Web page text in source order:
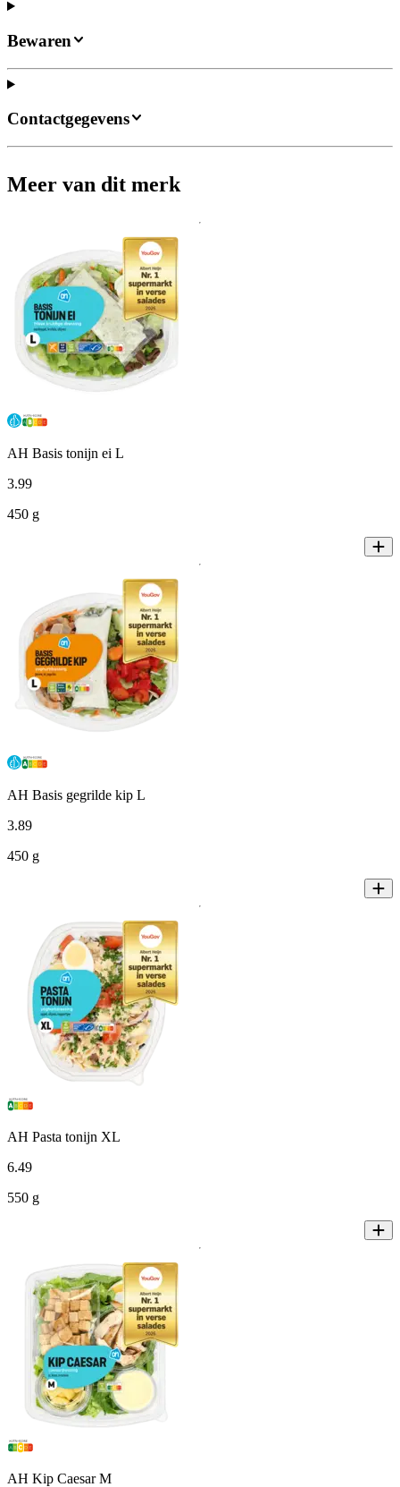
Bewaren
Contactgegevens
Meer van dit merk
AH Basis tonijn ei L
3.99
450 g
AH Basis gegrilde kip L
3.89
450 g
AH Pasta tonijn XL
6.49
550 g
AH Kip Caesar M